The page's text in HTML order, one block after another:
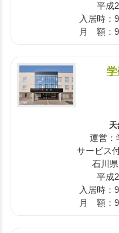
平成
入居時：
月 額：
運営：
サービス
石川
平成
入居時：
月 額：